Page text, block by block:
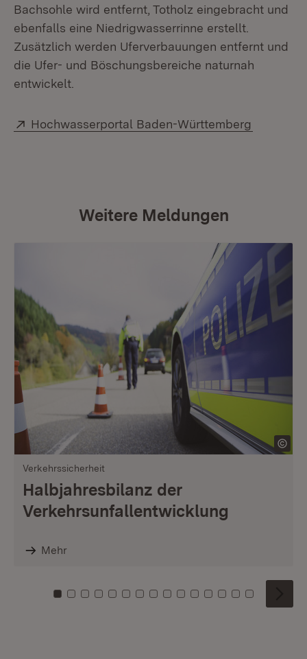
Bachsohle wird entfernt, Totholz eingebracht und
ebenfalls eine Niedrigwasserrinne erstellt.
Zusätzlich werden Uferverbauungen entfernt und
die Ufer- und Böschungsbereiche naturnah
entwickelt.
Extern:
Hochwasserportal Baden-Württemberg
Weitere Meldungen
Verkehrssicherheit
Halbjahresbilanz der
Verkehrsunfallentwicklung
Mehr
Zu Kachel: 0
Zu Kachel: 1
Zu Kachel: 2
Zu Kachel: 3
Zu Kachel: 4
Zu Kachel: 5
Zu Kachel: 6
Zu Kachel: 7
Zu Kachel: 8
Zu Kachel: 9
Zu Kachel: 10
Zu Kachel: 11
Zu Kachel: 12
Zu Kachel:
Zu